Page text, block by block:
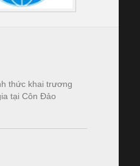
thức khai trương
tại Côn Đảo